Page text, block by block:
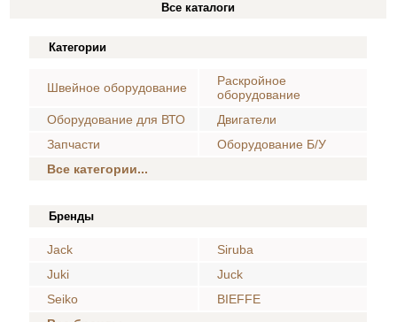
Все каталоги
Категории
Швейное оборудование
Раскройное
оборудование
Оборудование для ВТО
Двигатели
Запчасти
Оборудование Б/У
Все категории...
Бренды
Jack
Siruba
Juki
Juck
Seiko
BIEFFE